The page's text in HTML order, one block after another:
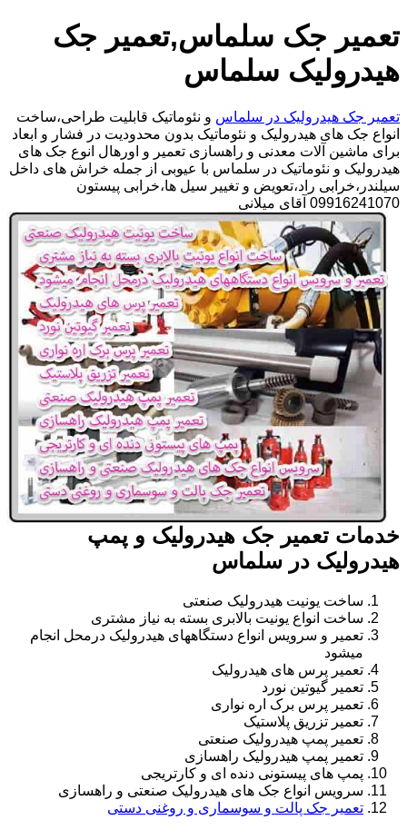
تعمیر جک سلماس,تعمیر جک
هیدرولیک سلماس
تعمیر جک هیدرولیک در سلماس و نئوماتیک قابلیت طراحی،ساخت
انواع جک های هیدرولیک و نئوماتیک بدون محدودیت در فشار و ابعاد
برای ماشین آلات معدنی و راهسازی تعمیر و اورهال انوع جک های
هیدرولیک و نئوماتیک در سلماس با عیوبی از جمله خراش های داخل
سیلندر،خرابی راد،تعویض و تغییر سیل ها،خرابی پیستون
09916241070 آقای میلانی
خدمات تعمیر جک هیدرولیک و پمپ
هیدرولیک در سلماس
ساخت یونیت هیدرولیک صنعتی
ساخت انواع یونیت بالابری بسته به نیاز مشتری
تعمیر و سرویس انواع دستگاههای هیدرولیک درمحل انجام
میشود
تعمیر پرس های هیدرولیک
تعمیر گیوتین نورد
تعمیر پرس برک اره نواری
تعمیر تزریق پلاستیک
تعمیر پمپ هیدرولیک صنعتی
تعمیر پمپ هیدرولیک راهسازی
پمپ های پیستونی دنده ای و کارتریجی
سرویس انواع جک های هیدرولیک صنعتی و راهسازی
تعمیر جک پالت و سوسماری و روغنی دستی